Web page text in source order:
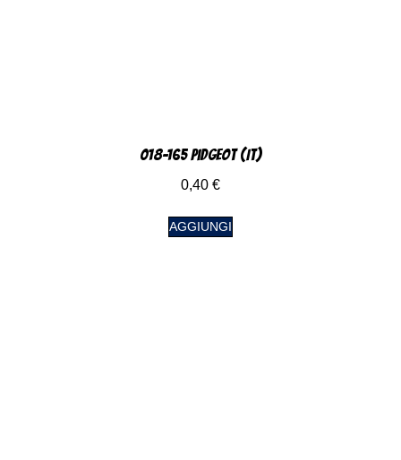
018-165 Pidgeot (IT)
0,40 €
AGGIUNGI